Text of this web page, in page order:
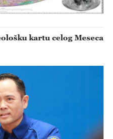
kartu celog Meseca